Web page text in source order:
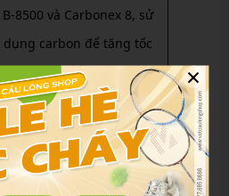
B-8500 và Carbonex 8, sử
dụng carbon để tăng tốc
độ và kiểm soát.
Khung vuông tối ưu hóa
điểm ngọt, thay đổi thiết
kế vợt mãi mãi.
×